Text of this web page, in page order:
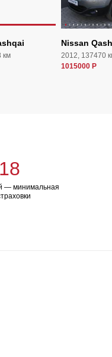
км
Nissan
2012, 137470
1015000 Р
— минимальная